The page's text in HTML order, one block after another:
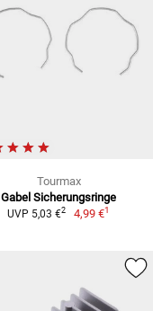
Tourmax
Gabel Sicherungsringe
UVP 5,03 €2 4,99 €1